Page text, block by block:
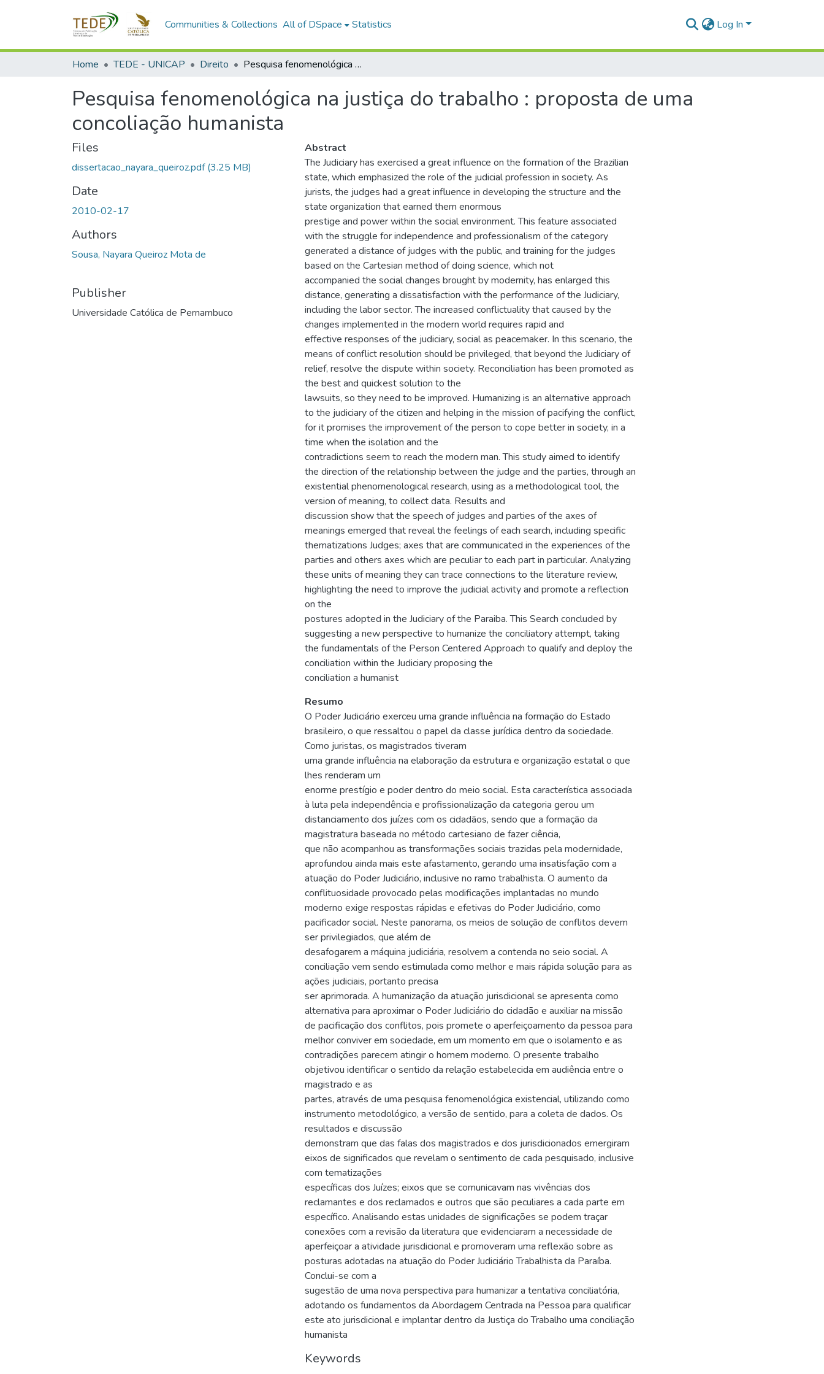
Communities & Collections All of DSpace Statistics Log In
Home TEDE - UNICAP Direito Pesquisa fenomenológica na justiça do trabalho : proposta de uma concoliação humanista
Pesquisa fenomenológica na justiça do trabalho : proposta de uma
concoliação humanista
Files
dissertacao_nayara_queiroz.pdf(3.25 MB)
Date
2010-02-17
Authors
Sousa, Nayara Queiroz Mota de
Publisher
Universidade Católica de Pernambuco
Abstract
The Judiciary has exercised a great influence on the formation of the Brazilian
state, which emphasized the role of the judicial profession in society. As
jurists, the judges had a great influence in developing the structure and the
state organization that earned them enormous
prestige and power within the social environment. This feature associated
with the struggle for independence and professionalism of the category
generated a distance of judges with the public, and training for the judges
based on the Cartesian method of doing science, which not
accompanied the social changes brought by modernity, has enlarged this
distance, generating a dissatisfaction with the performance of the Judiciary,
including the labor sector. The increased conflictuality that caused by the
changes implemented in the modern world requires rapid and
effective responses of the judiciary, social as peacemaker. In this scenario, the
means of conflict resolution should be privileged, that beyond the Judiciary of
relief, resolve the dispute within society. Reconciliation has been promoted as
the best and quickest solution to the
lawsuits, so they need to be improved. Humanizing is an alternative approach
to the judiciary of the citizen and helping in the mission of pacifying the conflict,
for it promises the improvement of the person to cope better in society, in a
time when the isolation and the
contradictions seem to reach the modern man. This study aimed to identify
the direction of the relationship between the judge and the parties, through an
existential phenomenological research, using as a methodological tool, the
version of meaning, to collect data. Results and
discussion show that the speech of judges and parties of the axes of
meanings emerged that reveal the feelings of each search, including specific
thematizations Judges; axes that are communicated in the experiences of the
parties and others axes which are peculiar to each part in particular. Analyzing
these units of meaning they can trace connections to the literature review,
highlighting the need to improve the judicial activity and promote a reflection
on the
postures adopted in the Judiciary of the Paraiba. This Search concluded by
suggesting a new perspective to humanize the conciliatory attempt, taking
the fundamentals of the Person Centered Approach to qualify and deploy the
conciliation within the Judiciary proposing the
conciliation a humanist
Resumo
O Poder Judiciário exerceu uma grande influência na formação do Estado
brasileiro, o que ressaltou o papel da classe jurídica dentro da sociedade.
Como juristas, os magistrados tiveram
uma grande influência na elaboração da estrutura e organização estatal o que
lhes renderam um
enorme prestígio e poder dentro do meio social. Esta característica associada
à luta pela independência e profissionalização da categoria gerou um
distanciamento dos juízes com os cidadãos, sendo que a formação da
magistratura baseada no método cartesiano de fazer ciência,
que não acompanhou as transformações sociais trazidas pela modernidade,
aprofundou ainda mais este afastamento, gerando uma insatisfação com a
atuação do Poder Judiciário, inclusive no ramo trabalhista. O aumento da
conflituosidade provocado pelas modificações implantadas no mundo
moderno exige respostas rápidas e efetivas do Poder Judiciário, como
pacificador social. Neste panorama, os meios de solução de conflitos devem
ser privilegiados, que além de
desafogarem a máquina judiciária, resolvem a contenda no seio social. A
conciliação vem sendo estimulada como melhor e mais rápida solução para as
ações judiciais, portanto precisa
ser aprimorada. A humanização da atuação jurisdicional se apresenta como
alternativa para aproximar o Poder Judiciário do cidadão e auxiliar na missão
de pacificação dos conflitos, pois promete o aperfeiçoamento da pessoa para
melhor conviver em sociedade, em um momento em que o isolamento e as
contradições parecem atingir o homem moderno. O presente trabalho
objetivou identificar o sentido da relação estabelecida em audiência entre o
magistrado e as
partes, através de uma pesquisa fenomenológica existencial, utilizando como
instrumento metodológico, a versão de sentido, para a coleta de dados. Os
resultados e discussão
demonstram que das falas dos magistrados e dos jurisdicionados emergiram
eixos de significados que revelam o sentimento de cada pesquisado, inclusive
com tematizações
específicas dos Juízes; eixos que se comunicavam nas vivências dos
reclamantes e dos reclamados e outros que são peculiares a cada parte em
específico. Analisando estas unidades de significações se podem traçar
conexões com a revisão da literatura que evidenciaram a necessidade de
aperfeiçoar a atividade jurisdicional e promoveram uma reflexão sobre as
posturas adotadas na atuação do Poder Judiciário Trabalhista da Paraíba.
Conclui-se com a
sugestão de uma nova perspectiva para humanizar a tentativa conciliatória,
adotando os fundamentos da Abordagem Centrada na Pessoa para qualificar
este ato jurisdicional e implantar dentro da Justiça do Trabalho uma conciliação
humanista
Keywords